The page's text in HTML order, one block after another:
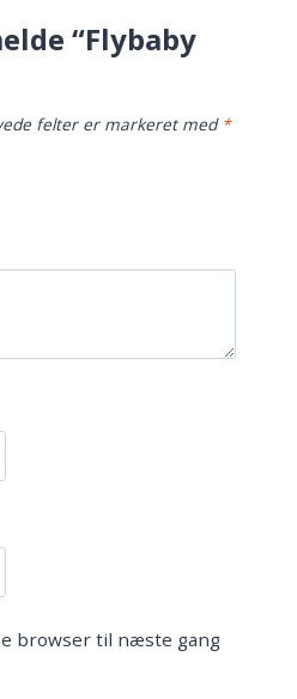
“Flybaby
felter er markeret med *
browser til næste gang